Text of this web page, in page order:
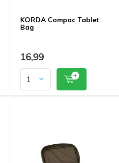
KORDA Compac Tablet
Bag
16,99